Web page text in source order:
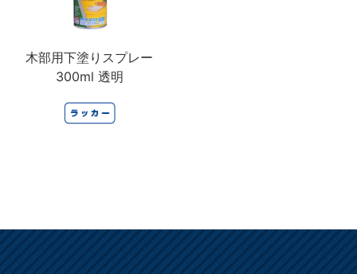
木部用下塗りスプレー
300ml 透明